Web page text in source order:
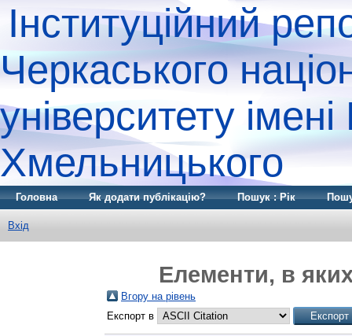
Інституційний
Черкаського
університету
Хмельницького
Головна Як додати публікацію? Пошук : Рік
Вхід
Елементи, в
Вгору на рівень
Експорт в